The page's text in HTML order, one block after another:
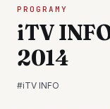
PROGRAMY
iTV
2014
#iTV INFO